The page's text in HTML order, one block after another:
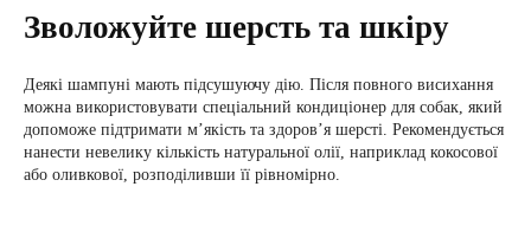
Зволожуйте шерсть та шкіру
Деякі шампуні мають підсушуючу дію. Після повного висихання
можна використовувати спеціальний кондиціонер для собак, який
допоможе підтримати м’якість та здоров’я шерсті. Рекомендується
нанести невелику кількість натуральної олії, наприклад кокосової
або оливкової, розподіливши її рівномірно.